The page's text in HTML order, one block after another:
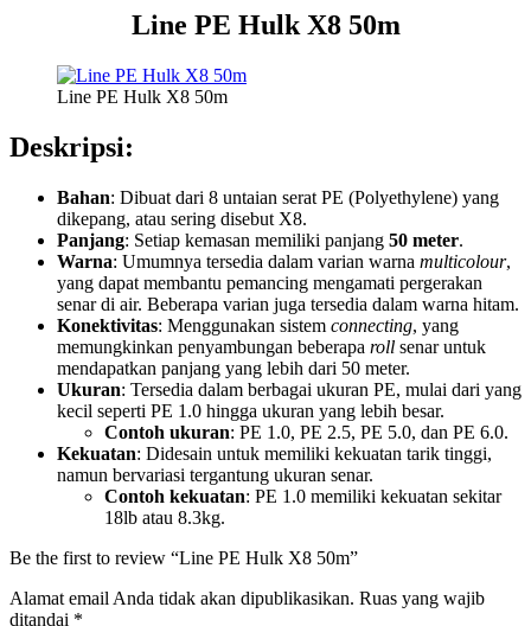
Line PE Hulk X8 50m
Line PE Hulk X8 50m
Deskripsi:
Bahan: Dibuat dari 8 untaian serat PE (Polyethylene) yang
dikepang, atau sering disebut X8.
Panjang: Setiap kemasan memiliki panjang 50 meter.
Warna: Umumnya tersedia dalam varian warna multicolour,
yang dapat membantu pemancing mengamati pergerakan
senar di air. Beberapa varian juga tersedia dalam warna hitam.
Konektivitas: Menggunakan sistem connecting, yang
memungkinkan penyambungan beberapa roll senar untuk
mendapatkan panjang yang lebih dari 50 meter.
Ukuran: Tersedia dalam berbagai ukuran PE, mulai dari yang
kecil seperti PE 1.0 hingga ukuran yang lebih besar.
Contoh ukuran: PE 1.0, PE 2.5, PE 5.0, dan PE 6.0.
Kekuatan: Didesain untuk memiliki kekuatan tarik tinggi,
namun bervariasi tergantung ukuran senar.
Contoh kekuatan: PE 1.0 memiliki kekuatan sekitar
18lb atau 8.3kg.
Be the first to review “Line PE Hulk X8 50m”
Alamat email Anda tidak akan dipublikasikan. Ruas yang wajib
ditandai *